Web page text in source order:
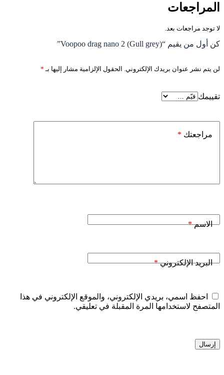
المراجعات
لا توجد مراجعات بعد.
كن أول من يقيم “Voopoo drag nano 2 (Gull grey)”
لن يتم نشر عنوان بريدك الإلكتروني. الحقول الإلزامية مشار إليها بـ *
تقييمك
مراجعتك *
الاسم*
البريد الإلكتروني*
احفظ اسمي، بريدي الإلكتروني، والموقع الإلكتروني في هذا
المتصفح لاستخدامها المرة المقبلة في تعليقي.
إرسال